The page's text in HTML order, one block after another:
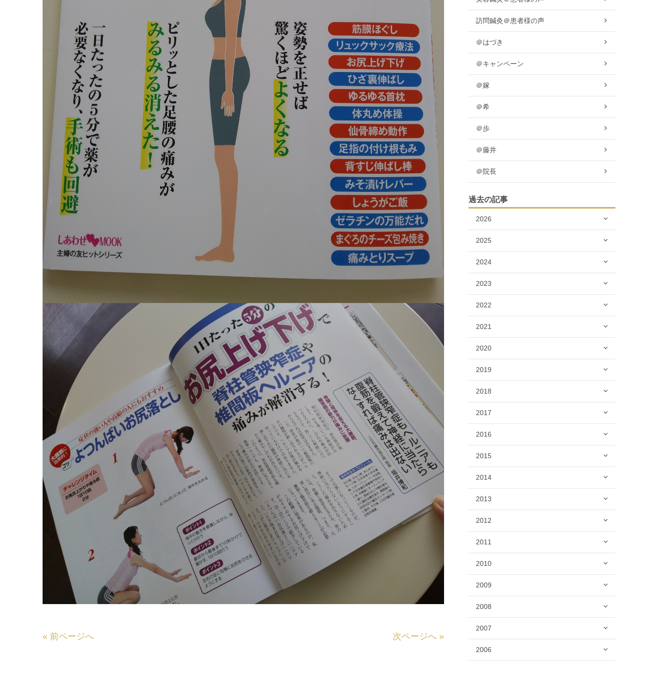
« 前ページへ 次ページへ »
訪問鍼灸＠患者様の声
＠はづき
＠キャンペーン
＠嫁
＠希
＠歩
＠藤井
＠院長
過去の記事
2026
2025
2024
2023
2022
2021
2020
2019
2018
2017
2016
2015
2014
2013
2012
2011
2010
2009
2008
2007
2006